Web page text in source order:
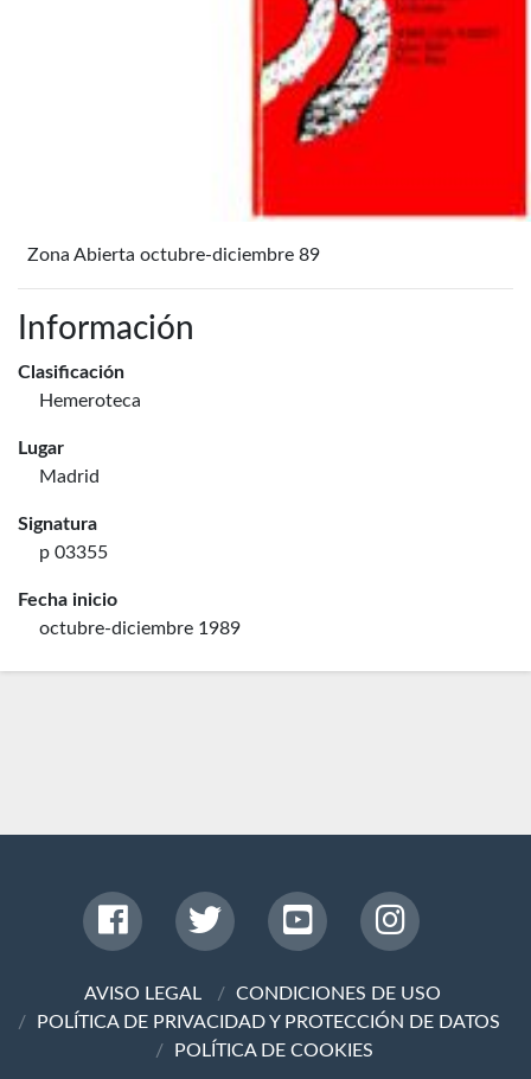
Zona Abierta octubre-diciembre 89
Información
Clasificación
Hemeroteca
Lugar
Madrid
Signatura
p 03355
Fecha inicio
octubre-diciembre 1989
AVISO LEGAL
CONDICIONES DE USO
POLÍTICA DE PRIVACIDAD Y PROTECCIÓN DE DATOS
POLÍTICA DE COOKIES